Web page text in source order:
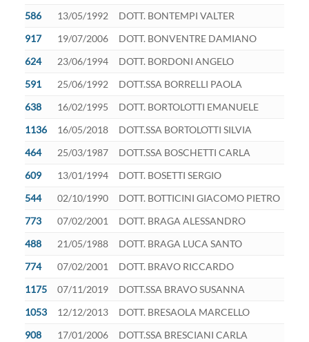
586
13/05/1992
DOTT. BONTEMPI VALTER
917
19/07/2006
DOTT. BONVENTRE DAMIANO
624
23/06/1994
DOTT. BORDONI ANGELO
591
25/06/1992
DOTT.SSA BORRELLI PAOLA
638
16/02/1995
DOTT. BORTOLOTTI EMANUELE
1136
16/05/2018
DOTT.SSA BORTOLOTTI SILVIA
464
25/03/1987
DOTT.SSA BOSCHETTI CARLA
609
13/01/1994
DOTT. BOSETTI SERGIO
544
02/10/1990
DOTT. BOTTICINI GIACOMO PIETRO
773
07/02/2001
DOTT. BRAGA ALESSANDRO
488
21/05/1988
DOTT. BRAGA LUCA SANTO
774
07/02/2001
DOTT. BRAVO RICCARDO
1175
07/11/2019
DOTT.SSA BRAVO SUSANNA
1053
12/12/2013
DOTT. BRESAOLA MARCELLO
908
17/01/2006
DOTT.SSA BRESCIANI CARLA